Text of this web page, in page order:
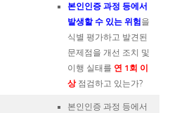
본인인증 과정 등에서
발생할 수 있는 위험을
식별 평가하고 발견된
문제점을 개선 조치 및
이행 실태를 연 1회 이
상점검하고 있는가?
본인인증 과정 등에서